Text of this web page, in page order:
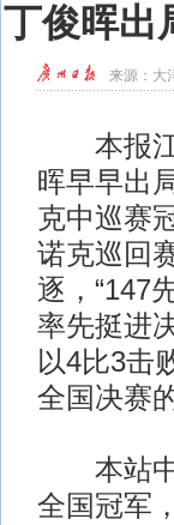
丁俊晖出
来源： 大
本报江
晖早早出
克中巡赛
诺克巡回
逐，“147
率先挺进
以4比3击
全国决赛
本站中
全国冠军